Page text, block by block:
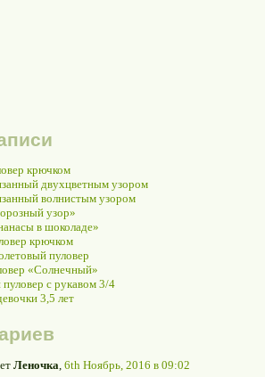
крючком
двухцветным узором
волнистым узором
узор»
в шоколаде»
крючком
пуловер
«Солнечный»
с рукавом 3/4
3,5 лет
Леночка 6th Ноябрь, 2016 в 09:02